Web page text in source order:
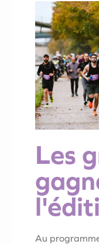
Les
Au